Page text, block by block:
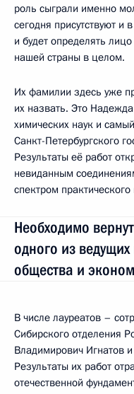
роль сыграли именно
сегодня присутствуют и
и будет определять
нашей страны в целом.
Их фамилии здесь уже
их назвать. Это
химических наук и
Санкт-Петербургского
Результаты её работ
невиданным
спектром
Необходимо
одного из ведущих
общества и
В числе лауреатов –
Сибирского отделения
Владимирович Игнатов
Результаты их работ
отечественной